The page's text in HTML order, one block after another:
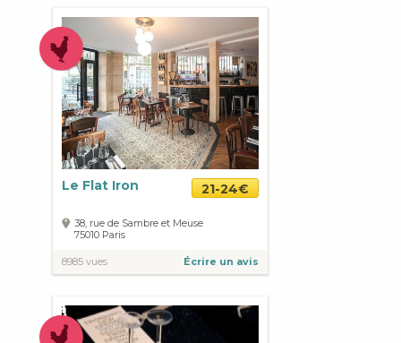
Le Flat Iron 21-24€
38, rue de Sambre et Meuse
75010 Paris
8985 vues Écrire un avis